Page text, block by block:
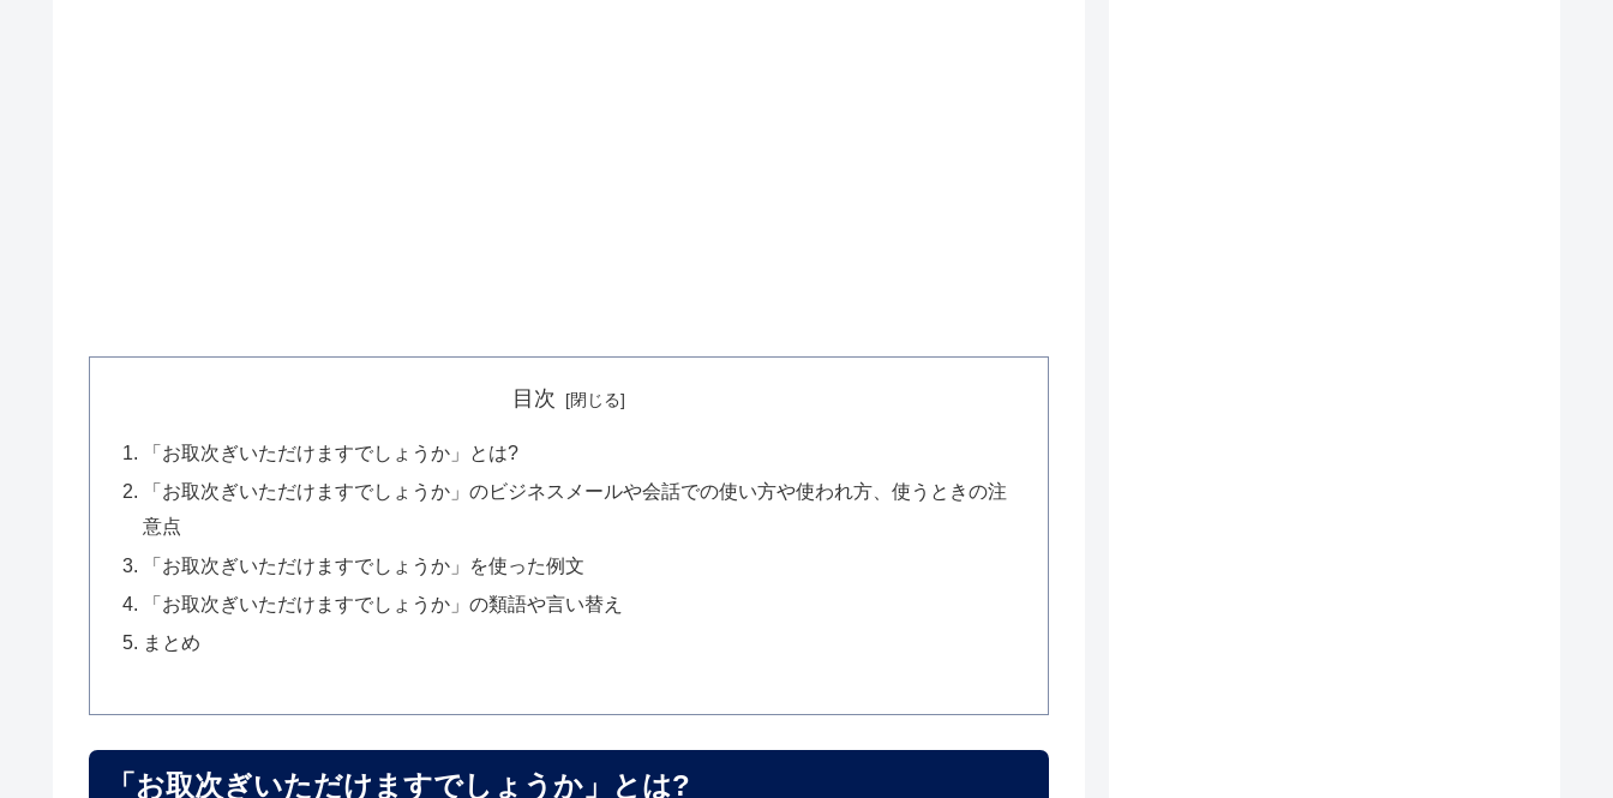
目次
「お取次ぎいただけますでしょうか」とは?
「お取次ぎいただけますでしょうか」のビジネスメールや会話での使い方や使われ方、使うときの注
意点
「お取次ぎいただけますでしょうか」を使った例文
「お取次ぎいただけますでしょうか」の類語や言い替え
まとめ
「お取次ぎいただけますでしょうか」とは?